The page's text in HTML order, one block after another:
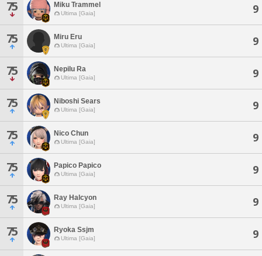
75 Miku Trammel
Ultima [Gaia] 9
75 Miru Eru
Ultima [Gaia] 9
75 Nepilu Ra
Ultima [Gaia] 9
75 Niboshi Sears
Ultima [Gaia] 9
75 Nico Chun
Ultima [Gaia] 9
75 Papico Papico
Ultima [Gaia] 9
75 Ray Halcyon
Ultima [Gaia] 9
75 Ryoka Ssjm
Ultima [Gaia] 9